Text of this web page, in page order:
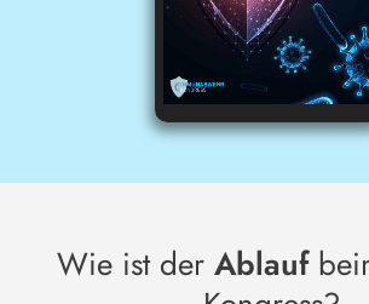
Wie ist der Ablauf